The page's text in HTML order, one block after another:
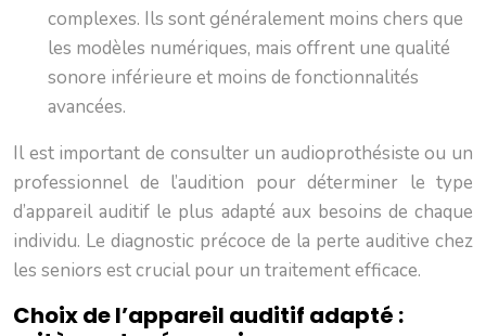
complexes. Ils sont généralement moins chers que
les modèles numériques, mais offrent une qualité
sonore inférieure et moins de fonctionnalités
avancées.
Il est important de consulter un audioprothésiste ou un
professionnel de l’audition pour déterminer le type
d’appareil auditif le plus adapté aux besoins de chaque
individu. Le diagnostic précoce de la perte auditive chez
les seniors est crucial pour un traitement efficace.
Choix de l’appareil auditif adapté :